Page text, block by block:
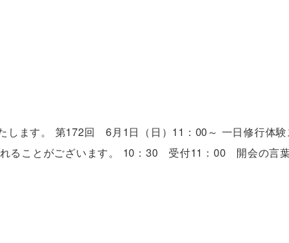
します。 第172回 6月1日（日）11：00～ 一日修行体
れることがございます。 10：30 受付11：00 開会の